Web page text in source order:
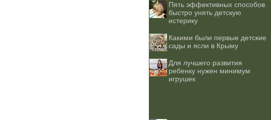
Пять эффективных способов
быстро унять детскую
истерику
Какими были первые детские
сады и ясли в Крыму
Для лучшего развития
ребенку нужен минимум
игрушек